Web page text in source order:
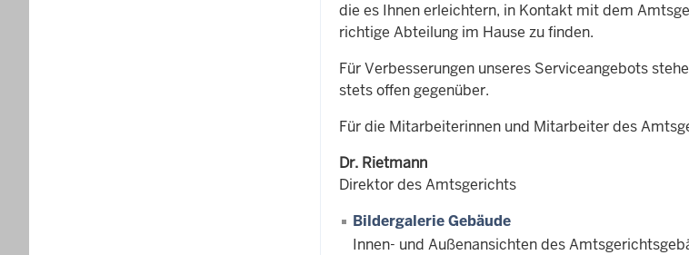
die es Ihnen erleichtern, in Kontakt mit dem
richtige Abteilung im Hause zu finden.
Für Verbesserungen unseres Serviceangebots
stets offen gegenüber.
Für die Mitarbeiterinnen und Mitarbeiter des
Dr. Rietmann
Direktor des Amtsgerichts
Bildergalerie Gebäude
Innen- und Außenansichten des